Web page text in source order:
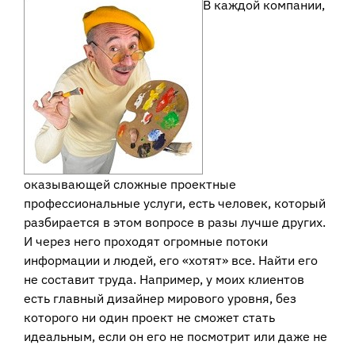
В каждой компании,
оказывающей сложные проектные
профессиональные услуги, есть человек, который
разбирается в этом вопросе в разы лучше других.
И через него проходят огромные потоки
информации и людей, его «хотят» все. Найти его
не составит труда. Например, у моих клиентов
есть главный дизайнер мирового уровня, без
которого ни один проект не сможет стать
идеальным, если он его не посмотрит или даже не